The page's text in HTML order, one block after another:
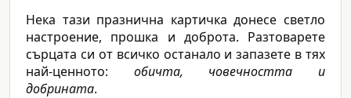
Нека тази празнична картичка донесе светло
настроение, прошка и доброта. Разтоварете
сърцата си от всичко останало и запазете в тях
най-ценното: обичта, човечността и
добрината.